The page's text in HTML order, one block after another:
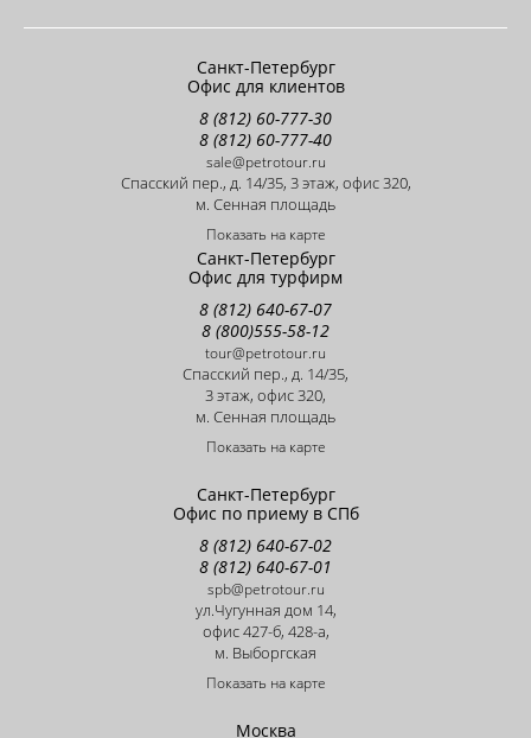
Санкт-Петербург
Офис для клиентов
8 (812) 60-777-30
8 (812) 60-777-40
sale@petrotour.ru
Cпасский пер., д. 14/35, 3 этаж, офис 320,
м. Сенная площадь
Показать на карте
Санкт-Петербург
Офис для турфирм
8 (812) 640-67-07
8 (800)555-58-12
tour@petrotour.ru
Cпасский пер., д. 14/35,
3 этаж, офис 320,
м. Сенная площадь
Показать на карте
Санкт-Петербург
Офис по приему в СПб
8 (812) 640-67-02
8 (812) 640-67-01
spb@petrotour.ru
ул.Чугунная дом 14,
офис 427-б, 428-a,
м. Выборгская
Показать на карте
Москва